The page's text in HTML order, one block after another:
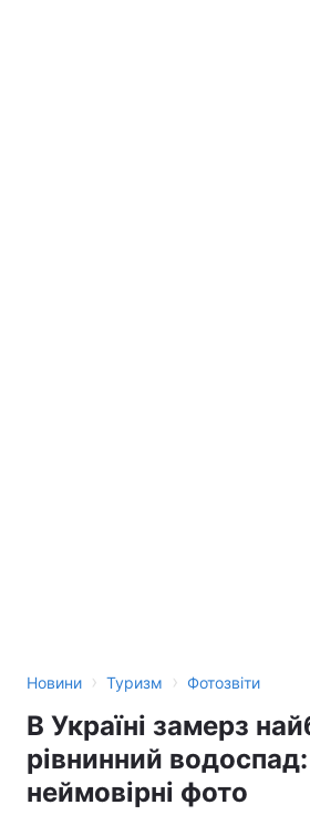
Новини › Туризм › Фотозвіти
В Україні замерз
рівнинний
неймовірні фото